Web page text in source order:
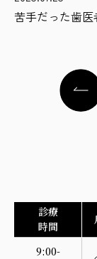
苦手だった歯
診療
時間
9:00-